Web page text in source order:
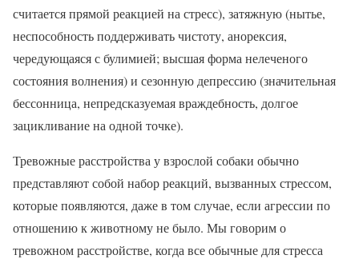
считается прямой реакцией на стресс), затяжную (нытье,
неспособность поддерживать чистоту, анорексия,
чередующаяся с булимией; высшая форма нелеченого
состояния волнения) и сезонную депрессию (значительная
бессонница, непредсказуемая враждебность, долгое
зацикливание на одной точке).
Тревожные расстройства у взрослой собаки обычно
представляют собой набор реакций, вызванных стрессом,
которые появляются, даже в том случае, если агрессии по
отношению к животному не было. Мы говорим о
тревожном расстройстве, когда все обычные для стресса